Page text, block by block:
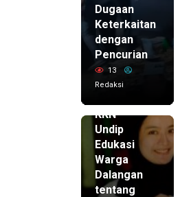
Dugaan
Keterkaitan
dengan
Pencurian
13
Redaksi
KKN
Undip
Edukasi
Warga
Dalangan
tentang